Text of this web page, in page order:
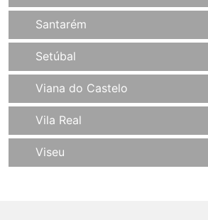
Santarém
Setúbal
Viana do Castelo
Vila Real
Viseu